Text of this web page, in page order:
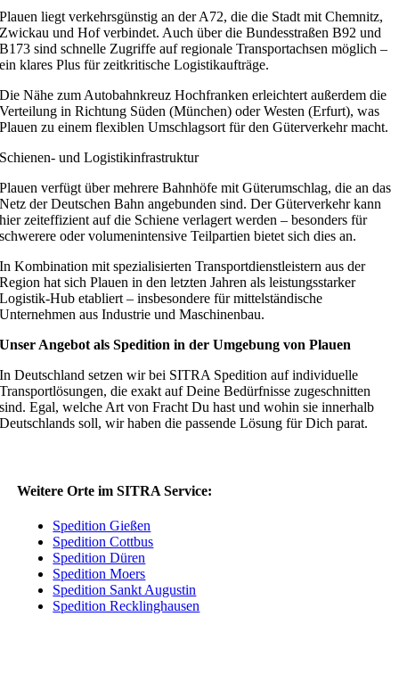
Plauen liegt verkehrsgünstig an der A72, die die Stadt mit Chemnitz,
Zwickau und Hof verbindet. Auch über die Bundesstraßen B92 und
B173 sind schnelle Zugriffe auf regionale Transportachsen möglich –
ein klares Plus für zeitkritische Logistikaufträge.
Die Nähe zum Autobahnkreuz Hochfranken erleichtert außerdem die
Verteilung in Richtung Süden (München) oder Westen (Erfurt), was
Plauen zu einem flexiblen Umschlagsort für den Güterverkehr macht.
Schienen- und Logistikinfrastruktur
Plauen verfügt über mehrere Bahnhöfe mit Güterumschlag, die an das
Netz der Deutschen Bahn angebunden sind. Der Güterverkehr kann
hier zeiteffizient auf die Schiene verlagert werden – besonders für
schwerere oder volumenintensive Teilpartien bietet sich dies an.
In Kombination mit spezialisierten Transportdienstleistern aus der
Region hat sich Plauen in den letzten Jahren als leistungsstarker
Logistik-Hub etabliert – insbesondere für mittelständische
Unternehmen aus Industrie und Maschinenbau.
Unser Angebot als Spedition in der Umgebung von Plauen
In Deutschland setzen wir bei SITRA Spedition auf individuelle
Transportlösungen, die exakt auf Deine Bedürfnisse zugeschnitten
sind. Egal, welche Art von Fracht Du hast und wohin sie innerhalb
Deutschlands soll, wir haben die passende Lösung für Dich parat.
Weitere Orte im SITRA Service:
Spedition Gießen
Spedition Cottbus
Spedition Düren
Spedition Moers
Spedition Sankt Augustin
Spedition Recklinghausen